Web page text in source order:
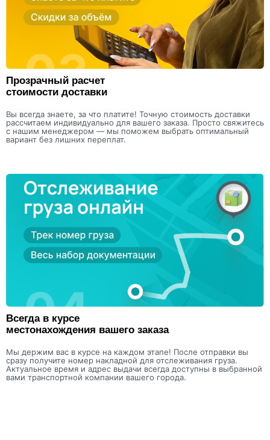
Прозрачный расчет
стоимости доставки
Вы всегда знаете, за что платите! Точную стоимость доставки
рассчитаем индивидуально для вашего заказа. Просто свяжитесь
с нашим менеджером — мы поможем выбрать оптимальный
вариант без лишних переплат.
Всегда в курсе
местонахождения вашего заказа
Мы держим вас в курсе на каждом этапе! После отправки вы
сразу получите номер накладной для отслеживания груза.
Актуальное время и адрес выдачи всегда доступны в выбранной
вами транспортной компании вашего города.